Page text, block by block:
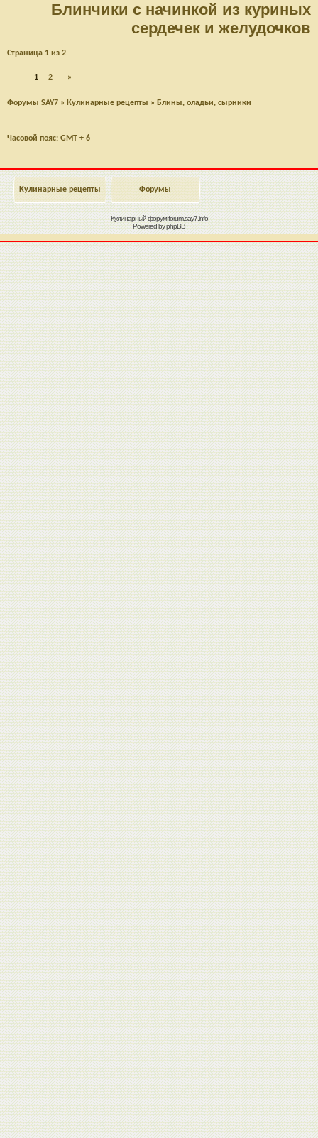
Блинчики с начинкой из куриных
сердечек и желудочков
Страница 1 из 2
1 2 »
Форумы SAY7 » Кулинарные рецепты » Блины, оладьи, сырники
Часовой пояс: GMT + 6
Кулинарные рецепты Форумы
Кулинарный форумforum.say7.info
Powered byphpBB